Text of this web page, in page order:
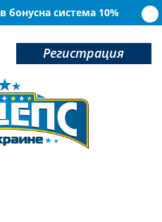
бонусна система 10%
Регистрация